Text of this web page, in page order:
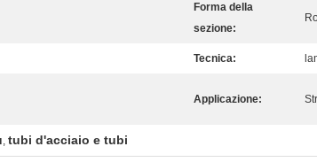
Forma della
sezione:
Tecnica:
Applicazione:
, tubi d'acciaio e tubi